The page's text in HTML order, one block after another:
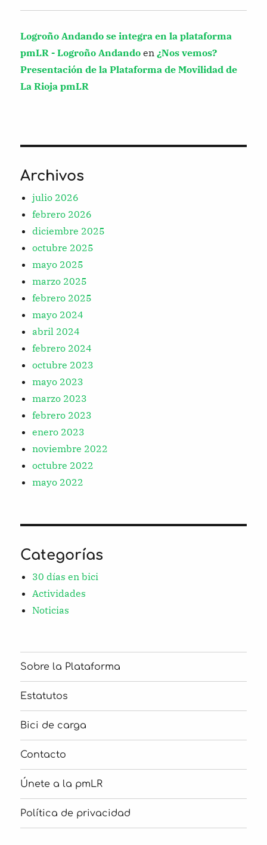
Logroño Andando se integra en la plataforma
pmLR - Logroño Andando en¿Nos vemos?
Presentación de la Plataforma de Movilidad de
La Rioja pmLR
Archivos
julio 2026
febrero 2026
diciembre 2025
octubre 2025
mayo 2025
marzo 2025
febrero 2025
mayo 2024
abril 2024
febrero 2024
octubre 2023
mayo 2023
marzo 2023
febrero 2023
enero 2023
noviembre 2022
octubre 2022
mayo 2022
Categorías
30 días en bici
Actividades
Noticias
Sobre la Plataforma
Estatutos
Bici de carga
Contacto
Únete a la pmLR
Política de privacidad